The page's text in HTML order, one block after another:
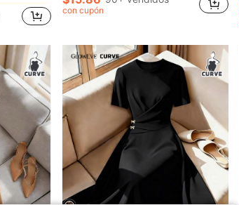
en Bloque de color Co-Ords de Talla Grande
con cupón